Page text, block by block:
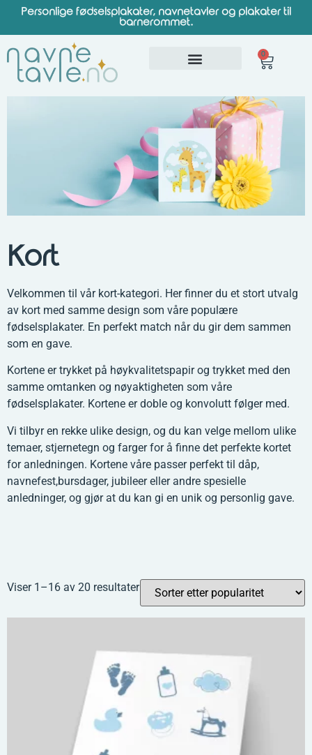
Personlige fødselsplakater, navnetavler og plakater til
barnerommet.
0
Kort
Velkommen til vår kort-kategori. Her finner du et stort utvalg
av kort med samme design som våre populære
fødselsplakater. En perfekt match når du gir dem sammen
som en gave.
Kortene er trykket på høykvalitetspapir og trykket med den
samme omtanken og nøyaktigheten som våre
fødselsplakater. Kortene er doble og konvolutt følger med.
Vi tilbyr en rekke ulike design, og du kan velge mellom ulike
temaer, stjernetegn og farger for å finne det perfekte kortet
for anledningen. Kortene våre passer perfekt til dåp,
navnefest,bursdager, jubileer eller andre spesielle
anledninger, og gjør at du kan gi en unik og personlig gave.
Viser 1–16 av 20 resultater